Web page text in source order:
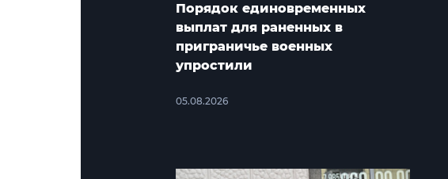
Порядок единовременных
выплат для раненных в
приграничье военных
упростили
05.08.2026